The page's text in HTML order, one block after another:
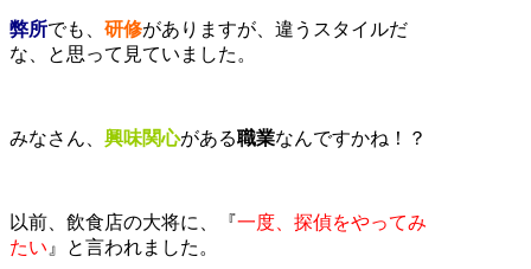
弊所でも、 研修がありますが、違うスタイルだ
な、と思って見ていました。
みなさん、 興味関心がある職業なんですかね！？
以前、飲食店の大将に、『一度、探偵をやってみ
たい 』と言われました。